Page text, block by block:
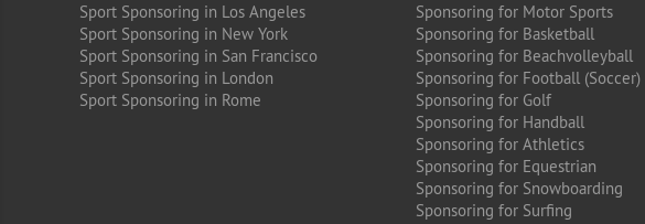
Sport Sponsoring in Los Angeles
Sport Sponsoring in New York
Sport Sponsoring in San Francisco
Sport Sponsoring in London
Sport Sponsoring in Rome
Sponsoring for Motor Sports
Sponsoring for Basketball
Sponsoring for Beachvolleyball
Sponsoring for Football (Soccer)
Sponsoring for Golf
Sponsoring for Handball
Sponsoring for Athletics
Sponsoring for Equestrian
Sponsoring for Snowboarding
Sponsoring for Surfing